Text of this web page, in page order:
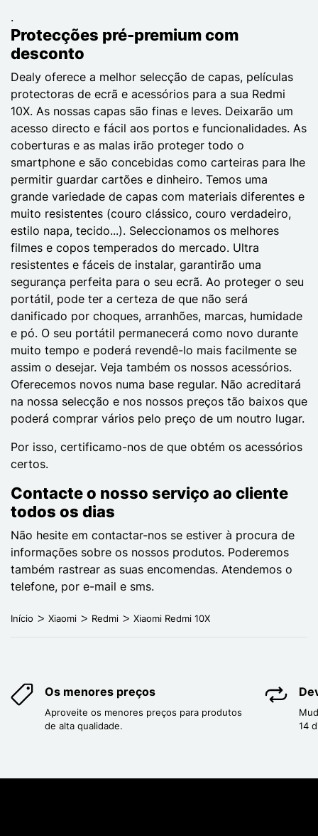
.
Protecções pré-premium com
desconto
Dealy oferece a melhor selecção de capas, películas
protectoras de ecrã e acessórios para a sua Redmi
10X. As nossas capas são finas e leves. Deixarão um
acesso directo e fácil aos portos e funcionalidades. As
coberturas e as malas irão proteger todo o
smartphone e são concebidas como carteiras para lhe
permitir guardar cartões e dinheiro. Temos uma
grande variedade de capas com materiais diferentes e
muito resistentes (couro clássico, couro verdadeiro,
estilo napa, tecido...). Seleccionamos os melhores
filmes e copos temperados do mercado. Ultra
resistentes e fáceis de instalar, garantirão uma
segurança perfeita para o seu ecrã. Ao proteger o seu
portátil, pode ter a certeza de que não será
danificado por choques, arranhões, marcas, humidade
e pó. O seu portátil permanecerá como novo durante
muito tempo e poderá revendê-lo mais facilmente se
assim o desejar. Veja também os nossos acessórios.
Oferecemos novos numa base regular. Não acreditará
na nossa selecção e nos nossos preços tão baixos que
poderá comprar vários pelo preço de um noutro lugar.
Por isso, certificamo-nos de que obtém os acessórios
certos.
Contacte o nosso serviço ao cliente
todos os dias
Não hesite em contactar-nos se estiver à procura de
informações sobre os nossos produtos. Poderemos
também rastrear as suas encomendas. Atendemos o
telefone, por e-mail e sms.
Início Xiaomi Redmi Xiaomi Redmi 10X
Os menores preços
Aproveite os menores preços para produtos
de alta qualidade.
14